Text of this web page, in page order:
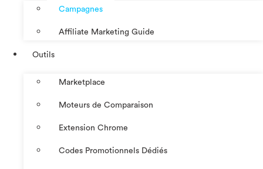
Campagnes
Affiliate Marketing Guide
Outils
Marketplace
Moteurs de Comparaison
Extension Chrome
Codes Promotionnels Dédiés